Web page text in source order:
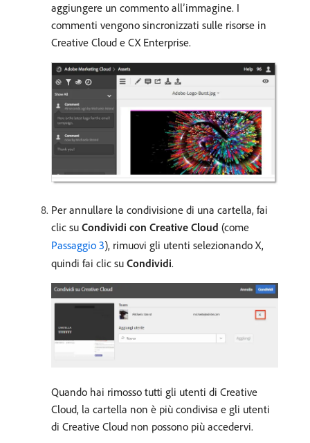
aggiungere un commento all’immagine. I
commenti vengono sincronizzati sulle risorse in
Creative Cloud e CX Enterprise.
Per annullare la condivisione di una cartella, fai
clic su Condividi con Creative Cloud (come
Passaggio 3), rimuovi gli utenti selezionando X,
quindi fai clic su Condividi.
Quando hai rimosso tutti gli utenti di Creative
Cloud, la cartella non è più condivisa e gli utenti
di Creative Cloud non possono più accedervi.